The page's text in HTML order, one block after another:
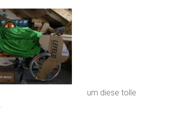
um diese tolle